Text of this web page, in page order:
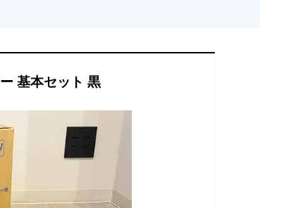
基本セット 黒